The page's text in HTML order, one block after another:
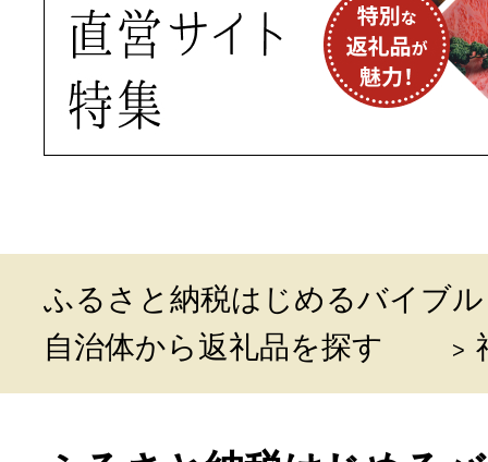
ふるさと納税はじめるバイブル
自治体から返礼品を探す